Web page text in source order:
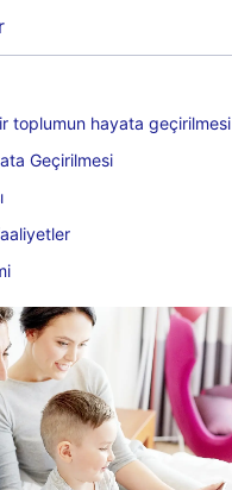
toplumun hayata geçirilmesi
Geçirilmesi